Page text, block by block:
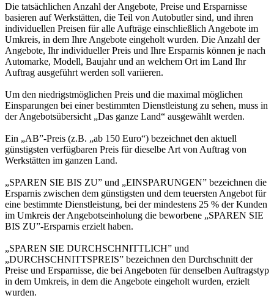
Die tatsächlichen Anzahl der Angebote, Preise und Ersparnisse
basieren auf Werkstätten, die Teil von Autobutler sind, und ihren
individuellen Preisen für alle Aufträge einschließlich Angebote im
Umkreis, in dem Ihre Angebote eingeholt wurden. Die Anzahl der
Angebote, Ihr individueller Preis und Ihre Ersparnis können je nach
Automarke, Modell, Baujahr und an welchem Ort im Land Ihr
Auftrag ausgeführt werden soll variieren.
Um den niedrigstmöglichen Preis und die maximal möglichen
Einsparungen bei einer bestimmten Dienstleistung zu sehen, muss in
der Angebotsübersicht „Das ganze Land“ ausgewählt werden.
Ein „AB”-Preis (z.B. „ab 150 Euro“) bezeichnet den aktuell
günstigsten verfügbaren Preis für dieselbe Art von Auftrag von
Werkstätten im ganzen Land.
„SPAREN SIE BIS ZU” und „EINSPARUNGEN” bezeichnen die
Ersparnis zwischen dem günstigsten und dem teuersten Angebot für
eine bestimmte Dienstleistung, bei der mindestens 25 % der Kunden
im Umkreis der Angebotseinholung die beworbene „SPAREN SIE
BIS ZU”-Ersparnis erzielt haben.
„SPAREN SIE DURCHSCHNITTLICH” und
„DURCHSCHNITTSPREIS” bezeichnen den Durchschnitt der
Preise und Ersparnisse, die bei Angeboten für denselben Auftragstyp
in dem Umkreis, in dem die Angebote eingeholt wurden, erzielt
wurden.